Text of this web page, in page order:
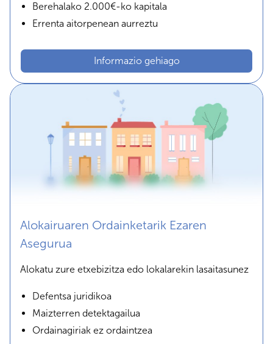
Berehalako 2.000€-ko kapitala
Errenta aitorpenean aurreztu
Informazio gehiago
Alokairuaren Ordainketarik Ezaren
Asegurua
Alokatu zure etxebizitza edo lokalarekin lasaitasunez
Defentsa juridikoa
Maizterren detektagailua
Ordainagiriak ez ordaintzea